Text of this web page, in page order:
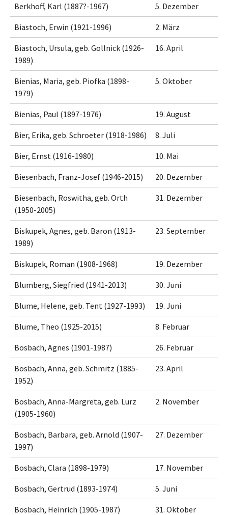
Berkhoff, Karl (1887?-1967) 5. Dezember
Biastoch, Erwin (1921-1996) 2. März
Biastoch, Ursula, geb. Gollnick (1926-
1989)
16. April
Bienias, Maria, geb. Piofka (1898-
1979)
5. Oktober
Bienias, Paul (1897-1976) 19. August
Bier, Erika, geb. Schroeter (1918-1986) 8. Juli
Bier, Ernst (1916-1980) 10. Mai
Biesenbach, Franz-Josef (1946-2015) 20. Dezember
Biesenbach, Roswitha, geb. Orth
(1950-2005)
31. Dezember
Biskupek, Agnes, geb. Baron (1913-
1989)
23. September
Biskupek, Roman (1908-1968) 19. Dezember
Blumberg, Siegfried (1941-2013) 30. Juni
Blume, Helene, geb. Tent (1927-1993) 19. Juni
Blume, Theo (1925-2015) 8. Februar
Bosbach, Agnes (1901-1987) 26. Februar
Bosbach, Anna, geb. Schmitz (1885-
1952)
23. April
Bosbach, Anna-Margreta, geb. Lurz
(1905-1960)
2. November
Bosbach, Barbara, geb. Arnold (1907-
1997)
27. Dezember
Bosbach, Clara (1898-1979) 17. November
Bosbach, Gertrud (1893-1974) 5. Juni
Bosbach, Heinrich (1905-1987) 31. Oktober